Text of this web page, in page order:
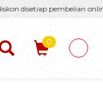
disetiap pembelian
0